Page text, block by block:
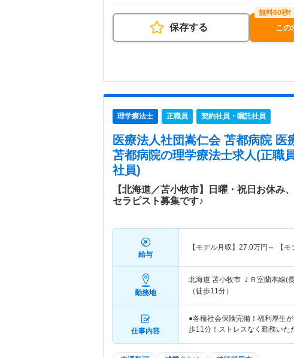
保存する この
理学療法士 正職員 契約社員・嘱託社員
医療法人社団嵩仁会 苫都病院 医
苫都病院の理学療法士求人(正職
社員)
【北海道／苫小牧市】日曜・祝日お休み
セラピスト募集です♪
給与
【モデル月収】 27.0万円～ 【モ
勤務地
北海道 苫小牧市 ＪＲ室蘭本線(
（徒歩11分）
仕事内容
●各種社会保険完備！福利厚生
歩11分！ストレスなく勤務い